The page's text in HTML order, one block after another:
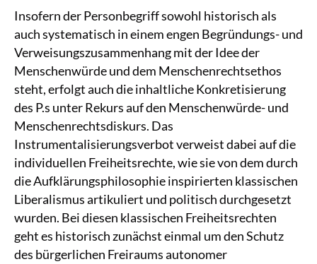
Insofern der Personbegriff sowohl historisch als
auch systematisch in einem engen Begründungs- und
Verweisungszusammenhang mit der Idee der
Menschenwürde und dem Menschenrechtsethos
steht, erfolgt auch die inhaltliche Konkretisierung
des P.s unter Rekurs auf den Menschenwürde- und
Menschenrechtsdiskurs. Das
Instrumentalisierungsverbot verweist dabei auf die
individuellen Freiheitsrechte, wie sie von dem durch
die Aufklärungsphilosophie inspirierten klassischen
Liberalismus artikuliert und politisch durchgesetzt
wurden. Bei diesen klassischen Freiheitsrechten
geht es historisch zunächst einmal um den Schutz
des bürgerlichen Freiraums autonomer